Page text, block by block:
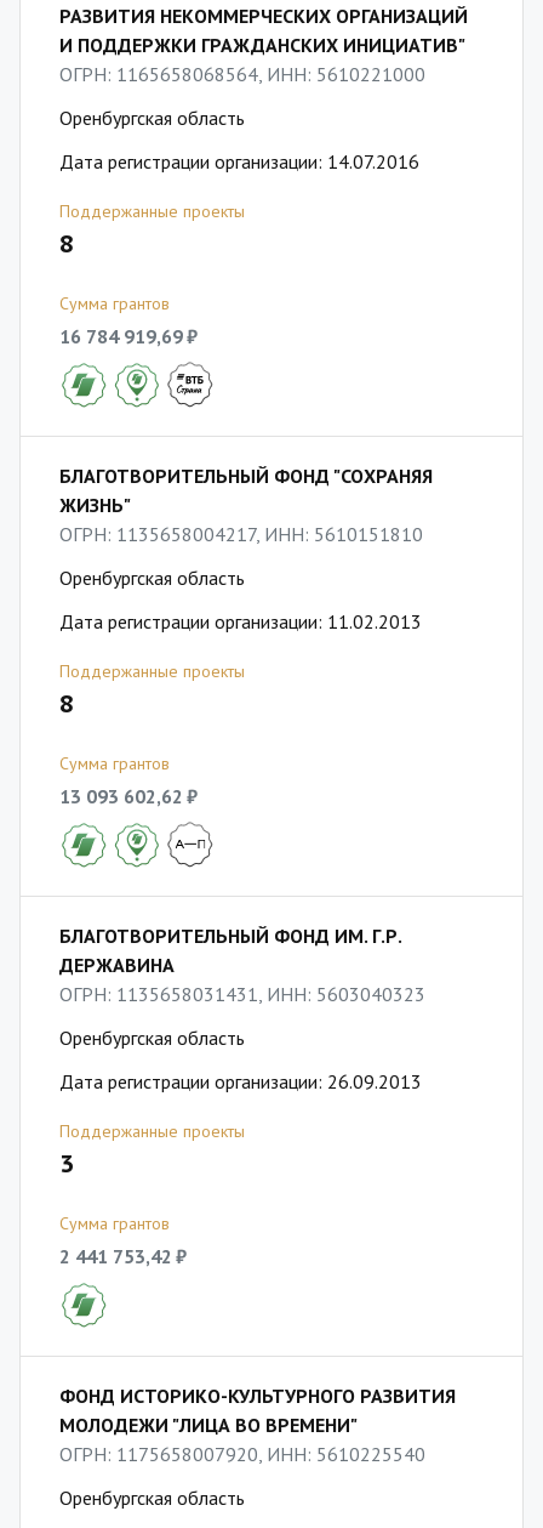
РАЗВИТИЯ НЕКОММЕРЧЕСКИХ ОРГАНИЗАЦИЙ
И ПОДДЕРЖКИ ГРАЖДАНСКИХ ИНИЦИАТИВ"
ОГРН: 1165658068564, ИНН: 5610221000
Оренбургская область
Дата регистрации организации: 14.07.2016
Поддержанные проекты
8
Сумма грантов
16 784 919,69 ₽
БЛАГОТВОРИТЕЛЬНЫЙ ФОНД "СОХРАНЯЯ
ЖИЗНЬ"
ОГРН: 1135658004217, ИНН: 5610151810
Оренбургская область
Дата регистрации организации: 11.02.2013
Поддержанные проекты
8
Сумма грантов
13 093 602,62 ₽
БЛАГОТВОРИТЕЛЬНЫЙ ФОНД ИМ. Г.Р.
ДЕРЖАВИНА
ОГРН: 1135658031431, ИНН: 5603040323
Оренбургская область
Дата регистрации организации: 26.09.2013
Поддержанные проекты
3
Сумма грантов
2 441 753,42 ₽
ФОНД ИСТОРИКО-КУЛЬТУРНОГО РАЗВИТИЯ
МОЛОДЕЖИ "ЛИЦА ВО ВРЕМЕНИ"
ОГРН: 1175658007920, ИНН: 5610225540
Оренбургская область